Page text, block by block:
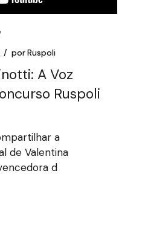
porRuspoli
A Voz
Ruspoli
a
de Valentina
d